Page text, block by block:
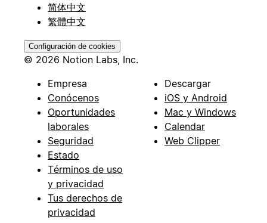
简体中文
繁體中文
Configuración de cookies
© 2026 Notion Labs, Inc.
Empresa
Conócenos
Oportunidades
laborales
Seguridad
Estado
Términos de uso
y privacidad
Tus derechos de
privacidad
Descargar
iOS y Android
Mac y Windows
Calendar
Web Clipper